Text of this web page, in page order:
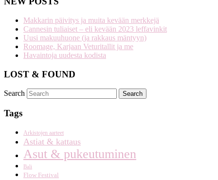
Makkarin päivitys ja muita kevään merkkejä
Cannesin tuliaiset – eli kevään 2023 leffavinkit
Uusi makuuhuone (ja rakkaus mäntyyn)
Roomage, Karjaan Veturitallit ja me
Havaintoja uudesta kodista
LOST & FOUND
Search
Tags
Arkistojen aarteet
Astiat & kattaus
Asut & pukeutuminen
Bali
Flow Festival